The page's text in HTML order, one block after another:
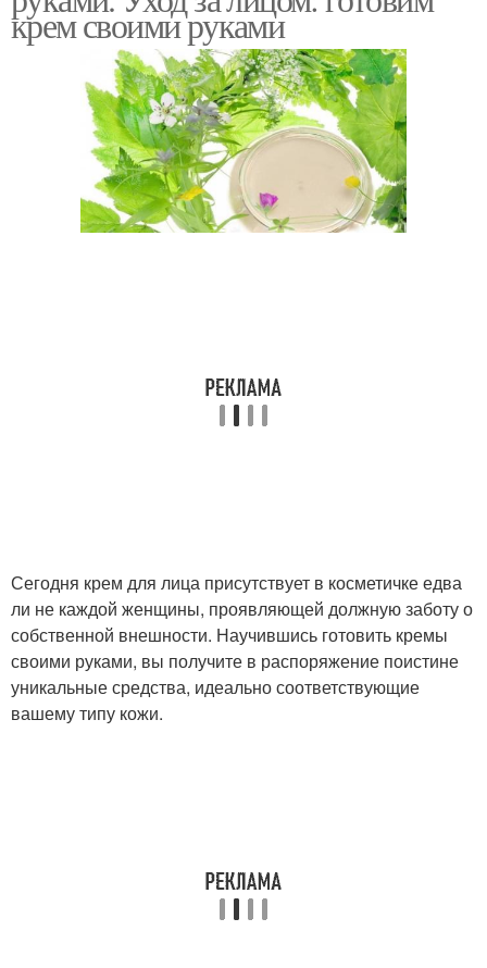
Волшебный крем Ночной крем
Крем из масла Крем с глицерином
крем своими руками
Сегодня крем для лица присутствует в косметичке едва
ли не каждой женщины, проявляющей должную заботу о
собственной внешности. Научившись готовить кремы
своими руками, вы получите в распоряжение поистине
уникальные средства, идеально соответствующие
вашему типу кожи.